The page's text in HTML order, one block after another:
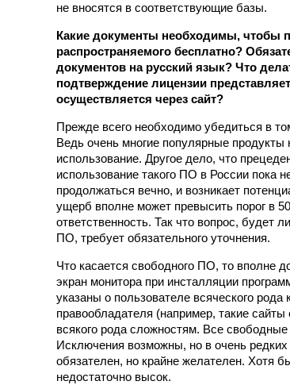
не вносятся в соответствующие базы.
Какие документы необходимы, чтобы
распространяемого бесплатно?
документов на русский язык? Что
подтверждение лицензии
осуществляется через сайт?
Прежде всего необходимо убедиться в
Ведь очень многие популярные
использование. Другое дело, что
использование такого ПО в России пока
продолжаться вечно, и возникает
ущерб вполне может превысить порог в
ответственность. Так что вопрос, будет
ПО, требует обязательного уточнения.
Что касается свободного ПО, то вполне
экран монитора при инсталляции
указаны о пользователе всяческого
правообладателя (например, такие
всякого рода сложностям. Все
Исключения возможны, но в очень
обязателен, но крайне желателен. Хотя
недостаточно высок.